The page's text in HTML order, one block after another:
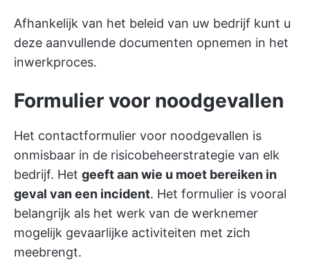
Afhankelijk van het beleid van uw bedrijf kunt u
deze aanvullende documenten opnemen in het
inwerkproces.
Formulier voor noodgevallen
Het contactformulier voor noodgevallen is
onmisbaar in de risicobeheerstrategie van elk
bedrijf. Het geeft aan wie u moet bereiken in
geval van een incident. Het formulier is vooral
belangrijk als het werk van de werknemer
mogelijk gevaarlijke activiteiten met zich
meebrengt.